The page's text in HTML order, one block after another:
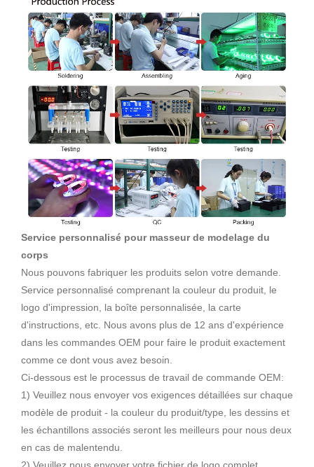
Service personnalisé pour masseur de modelage du
corps
Nous pouvons fabriquer les produits selon votre demande.
Service personnalisé comprenant la couleur du produit, le
logo d'impression, la boîte personnalisée, la carte
d'instructions, etc. Nous avons plus de 12 ans d'expérience
dans les commandes OEM pour faire le produit exactement
comme ce dont vous avez besoin.
Ci-dessous est le processus de travail de commande OEM:
1) Veuillez nous envoyer vos exigences détaillées sur chaque
modèle de produit - la couleur du produit/type, les dessins et
les échantillons associés seront les meilleurs pour nous deux
en cas de malentendu.
2) Veuillez nous envoyer votre fichier de logo complet